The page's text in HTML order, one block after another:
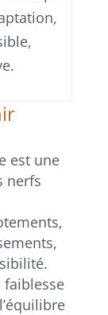
est une
nerfs
faiblesse